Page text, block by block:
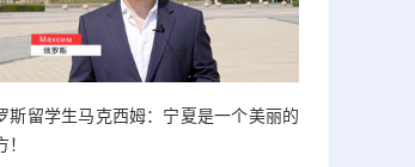
斯留学生马克西姆：宁夏是一个美丽的
！